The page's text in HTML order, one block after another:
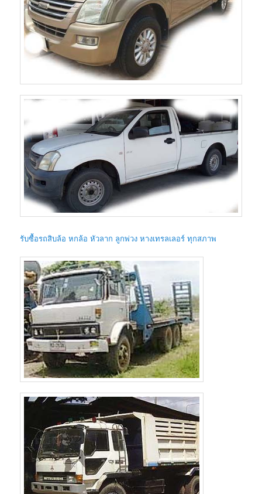
รับซื้อรถสิบล้อ หกล้อ หัวลาก ลูกพ่วง หางเทรลเลอร์ ทุกสภาพ